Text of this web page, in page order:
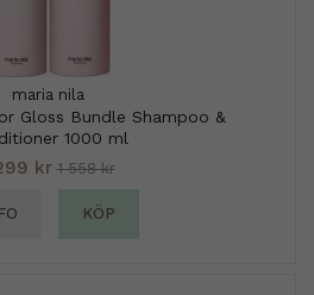
maria nila
Gloss Bundle Shampoo &
1000 ml
kr 1 558 kr
KÖP